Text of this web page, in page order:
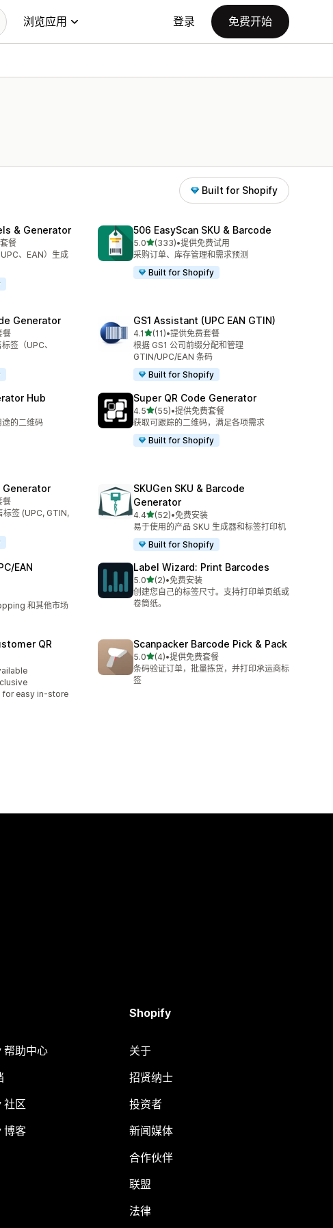
浏览应用 登录 免费开始
Built for Shopify
& Generator
餐
、EAN）生成
506 EasyScan SKU & Barcode
5.0星（满分 5 星）
(333)
总共 333 条评论
•提供免费试用
采购订单、库存管理和需求预测
Built for Shopify
Generator
餐
签（UPC、
GS1 Assistant (UPC EAN GTIN)
4.1星（满分 5 星）
(11)
总共 11 条评论
•提供免费套餐
根据 GS1 公司前缀分配和管理
GTIN/UPC/EAN 条码
Built for Shopify
Hub
的二维码
Super QR Code Generator
4.5星（满分 5 星）
(55)
总共 55 条评论
•提供免费套餐
获取可跟踪的二维码，满足各项需求
Built for Shopify
Generator
餐
标签 (UPC, GTIN,
SKUGen SKU & Barcode
Generator
4.4星（满分 5 星）
(52)
总共 52 条评论
•免费安装
易于使用的产品 SKU 生成器和标签打印机
Built for Shopify
EAN
和其他市场
Label Wizard: Print Barcodes
5.0星（满分 5 星）
(2)
总共 2 条评论
•免费安装
创建您自己的标签尺寸。支持打印单页纸或
卷筒纸。
QR
for easy in-store
Scanpacker Barcode Pick & Pack
5.0星（满分 5 星）
(4)
总共 4 条评论
•提供免费套餐
条码验证订单，批量拣货，并打印承运商标
签
助中心
社区
博客
Shopify
关于
招贤纳士
投资者
新闻媒体
合作伙伴
联盟
法律